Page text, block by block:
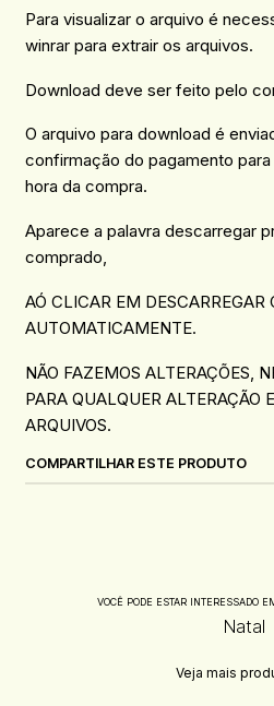
Para visualizar o arquivo é
winrar para extrair os arquivos.
Download deve ser feito pelo
O arquivo para download é
confirmação do pagamento
hora da compra.
Aparece a palavra descarregar
comprado,
AÓ CLICAR EM
AUTOMATICAMENTE.
NÃO FAZEMOS ALTERAÇÕES,
PARA QUALQUER ALTERAÇÃO
ARQUIVOS.
COMPARTILHAR ESTE PRODUTO
VOCÊ PODE ESTAR INTERESSADO
Natal
Veja mais